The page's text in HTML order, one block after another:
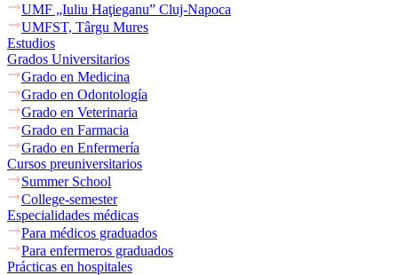
UMF „Iuliu Haţieganu” Cluj-Napoca
UMFST, Târgu Mures
Estudios
Grados Universitarios
Grado en Medicina
Grado en Odontología
Grado en Veterinaria
Grado en Farmacia
Grado en Enfermería
Cursos preuniversitarios
Summer School
College-semester
Especialidades médicas
Para médicos graduados
Para enfermeros graduados
Prácticas en hospitales